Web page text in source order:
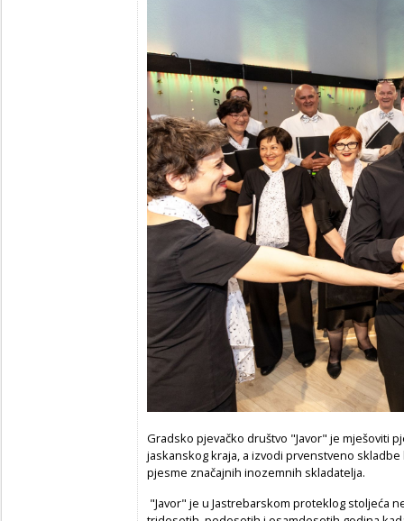
Gradsko pjevačko društvo "Javor" je mješoviti
jaskanskog kraja, a izvodi prvenstveno
pjesme značajnih inozemnih skladatelja.
"Javor" je u Jastrebarskom proteklog stoljeća